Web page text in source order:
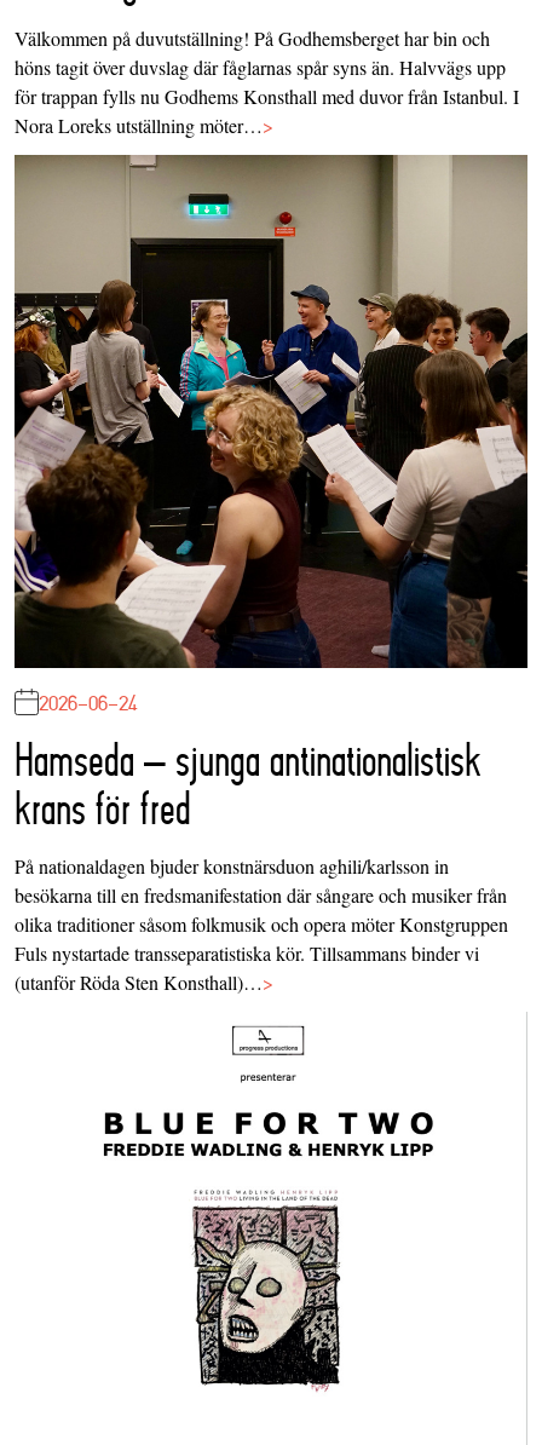
Välkommen på duvutställning! På Godhemsberget har bin och
höns tagit över duvslag där fåglarnas spår syns än. Halvvägs upp
för trappan fylls nu Godhems Konsthall med duvor från Istanbul. I
Nora Loreks utställning möter…>
2026-06-24
Hamseda – sjunga antinationalistisk
krans för fred
På nationaldagen bjuder konstnärsduon aghili/karlsson in
besökarna till en fredsmanifestation där sångare och musiker från
olika traditioner såsom folkmusik och opera möter Konstgruppen
Fuls nystartade transseparatistiska kör. Tillsammans binder vi
(utanför Röda Sten Konsthall)…>